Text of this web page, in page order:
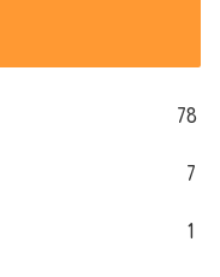
78
7
1